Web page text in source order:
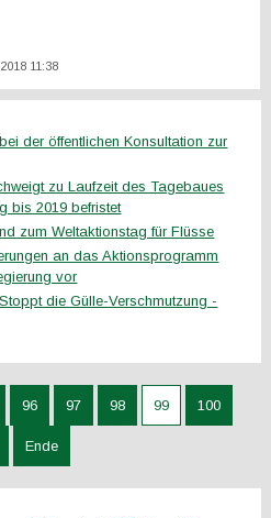
11:38
der öffentlichen Konsultation zur
zu Laufzeit des Tagebaues
bis 2019 befristet
zum Weltaktionstag für Flüsse
an das Aktionsprogramm
vor
die Gülle-Verschmutzung -
96 97 98 99 100
Ende